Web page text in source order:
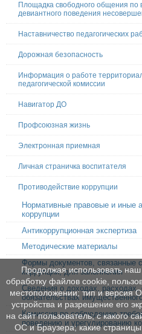
Площадка свободного общения по
девиантного поведения
Наставничество педагогических
Дорожная безопасность
Информация о работе
педагогической комиссии
Навигатор ДО
Профсоюзная жизнь
Электронная приемная
Личная страничка воспитателя
Противодействие коррупции
Нормативные правовые и иные
коррупции
Антикоррупционная экспертиза
Методические материалы
Формы документов, связанные
коррупции, для заполнения
Сведения о доходах,
обязательствах
Комиссия по соблюдению
поведению и урегулированию
Продолжая использовать
обработку файлов cookie,
местоположении; тип и версия
устройства и разрешение его
на сайт пользователь; с какого
ОС и Браузера; какие страницы